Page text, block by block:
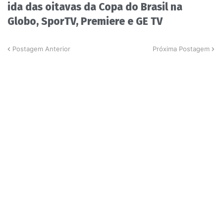
ida das oitavas da Copa do Brasil na
Globo, SporTV, Premiere e GE TV
Postagem Anterior Próxima Postagem